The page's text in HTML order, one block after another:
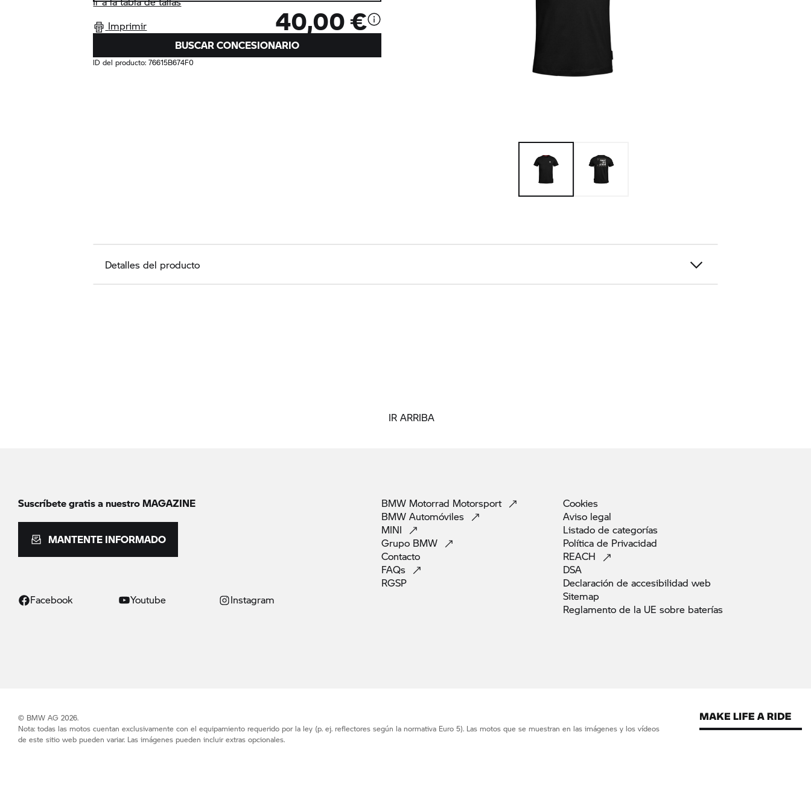
Imprimir
40,00 €
BUSCAR CONCESIONARIO
ID del producto:76615B674F0
Detalles del producto
IR ARRIBA
Suscríbete gratis a nuestro MAGAZINE
MANTENTE INFORMADO
Facebook Youtube Instagram
BMW Motorrad Motorsport
BMW Automóviles
MINI
Grupo BMW
Contacto
FAQs
RGSP
Cookies
Aviso legal
Listado de categorías
Política de Privacidad
REACH
DSA
Declaración de accesibilidad web
Sitemap
Reglamento de la UE sobre baterías
© BMW AG 2026.
Nota: todas las motos cuentan exclusivamente con el equipamiento requerido por la ley (p. ej. reflectores según la normativa Euro 5). Las motos que se muestran en las imágenes y los vídeos
de este sitio web pueden variar. Las imágenes pueden incluir extras opcionales.